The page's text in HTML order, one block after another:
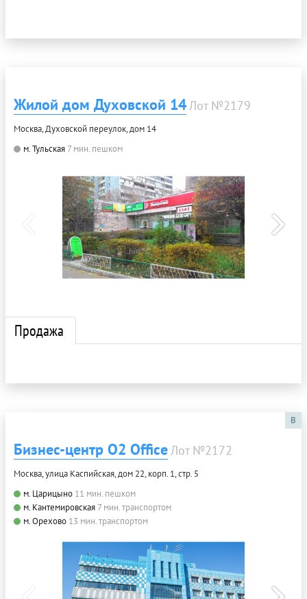
Жилой дом Духовской 14Лот №2179
Москва, Духовской переулок, дом 14
м. Тульская 7 мин. пешком
Продажа
B
Бизнес-центр О2 OfficeЛот №2172
Москва, улица Каспийская, дом 22, корп. 1, стр. 5
м. Царицыно 11 мин. пешком
м. Кантемировская 7 мин. транспортом
м. Орехово 13 мин. транспортом